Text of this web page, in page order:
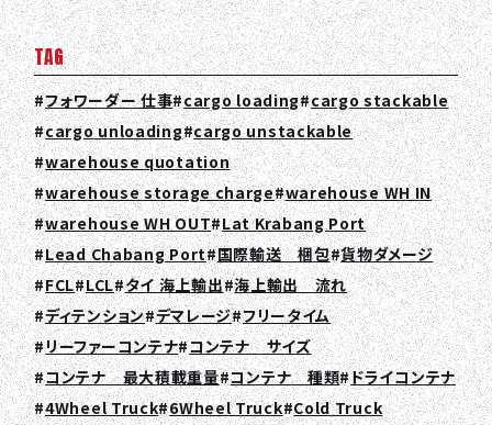
TAG
フォワーダー 仕事 cargo loading cargo stackable
cargo unloading cargo unstackable
warehouse quotation
warehouse storage charge warehouse WH IN
warehouse WH OUT Lat Krabang Port
Lead Chabang Port 国際輸送 梱包 貨物ダメージ
FCL LCL タイ 海上輸出 海上輸出 流れ
ディテンション デマレージ フリータイム
リーファーコンテナ コンテナ サイズ
コンテナ 最大積載重量 コンテナ 種類 ドライコンテナ
4Wheel Truck 6Wheel Truck Cold Truck